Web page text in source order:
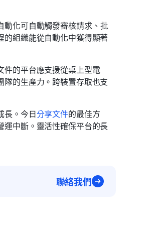
動化可自動觸發審核請求、批
組織能從自動化中獲得顯著
件的平台應支援從桌上型電
的生產力。跨裝置存取也支
長。今日分享文件的最佳方
運中斷。靈活性確保平台的長
聯絡我們